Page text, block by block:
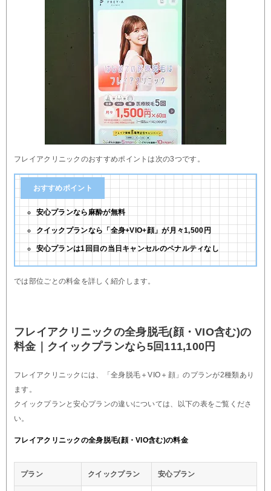
フレイアクリニックのおすすめポイントは次の3つです。
おすすめポイント
安心プランなら麻酔が無料
クイックプランなら「全身+VIO+顔」が月々1,500円
安心プランは1回目の当日キャンセルのペナルティなし
では部位ごとの料金を詳しく紹介します。
フレイアクリニックの全身脱毛(顔・VIO含む)の
料金｜クイックプランなら5回111,100円
フレイアクリニックには、「全身脱毛＋VIO＋顔」のプランが2種類あり
ます。
クイックプランと安心プランの違いについては、以下の表をご覧くださ
い。
フレイアクリニックの全身脱毛(顔・VIO含む)の料金
プラン クイックプラン 安心プラン